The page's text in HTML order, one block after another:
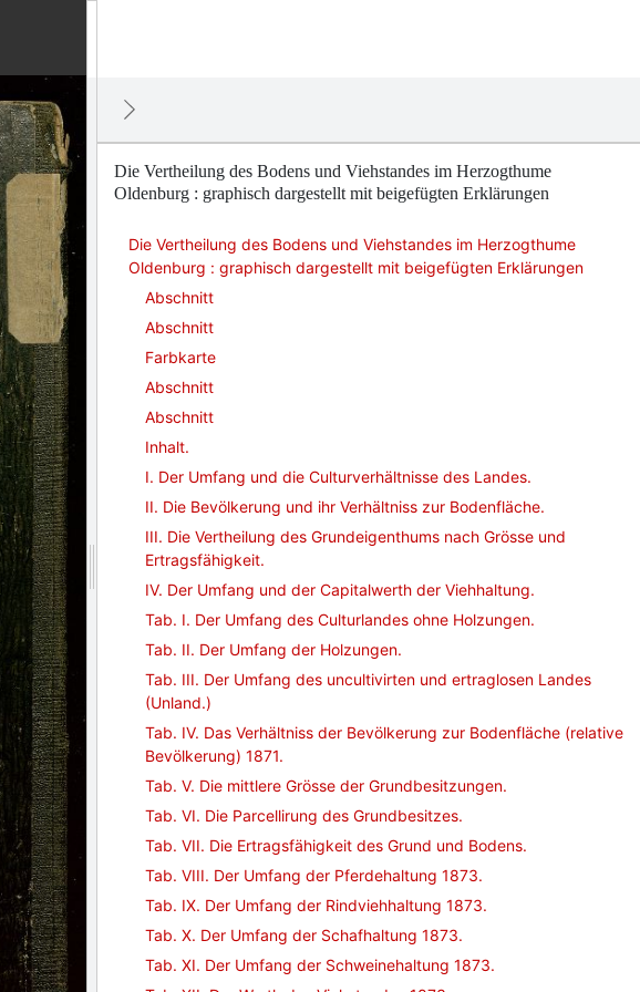
Die Vertheilung des Bodens und Viehstandes im Herzogthume
Oldenburg : graphisch dargestellt mit beigefügten Erklärungen
Die Vertheilung des Bodens und Viehstandes im Herzogthume
Oldenburg : graphisch dargestellt mit beigefügten Erklärungen
Abschnitt
Abschnitt
Farbkarte
Abschnitt
Abschnitt
Inhalt.
I. Der Umfang und die Culturverhältnisse des Landes.
II. Die Bevölkerung und ihr Verhältniss zur Bodenfläche.
III. Die Vertheilung des Grundeigenthums nach Grösse und
Ertragsfähigkeit.
IV. Der Umfang und der Capitalwerth der Viehhaltung.
Tab. I. Der Umfang des Culturlandes ohne Holzungen.
Tab. II. Der Umfang der Holzungen.
Tab. III. Der Umfang des uncultivirten und ertraglosen Landes
(Unland.)
Tab. IV. Das Verhältniss der Bevölkerung zur Bodenfläche (relative
Bevölkerung) 1871.
Tab. V. Die mittlere Grösse der Grundbesitzungen.
Tab. VI. Die Parcellirung des Grundbesitzes.
Tab. VII. Die Ertragsfähigkeit des Grund und Bodens.
Tab. VIII. Der Umfang der Pferdehaltung 1873.
Tab. IX. Der Umfang der Rindviehhaltung 1873.
Tab. X. Der Umfang der Schafhaltung 1873.
Tab. XI. Der Umfang der Schweinehaltung 1873.